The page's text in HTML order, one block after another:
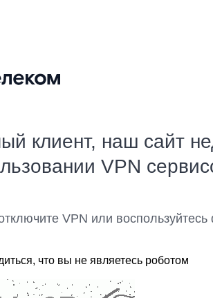
клиент, наш сайт
VPN
VPN или
что вы не являетесь роботом